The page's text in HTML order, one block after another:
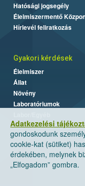
Adatkezelési
gondoskodunk
cookie-kat (sütiket)
érdekében, melynek
„Elfogadom” gombra.
Hatósági jogsegély
Élelmiszermentő
Hírlevél feliratkozás
Gyakori kérdések
Élelmiszer
Állat
Növény
Laboratóriumok